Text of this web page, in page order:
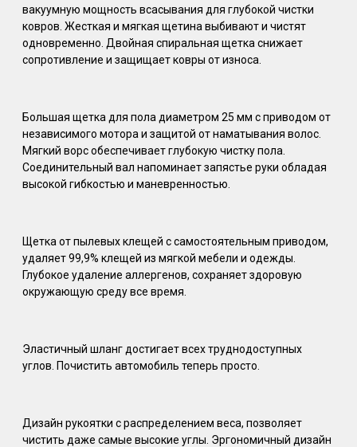
вакуумную мощность всасывания для глубокой чистки
ковров. Жесткая и мягкая щетина выбивают и чистят
одновременно. Двойная спиральная щетка снижает
сопротивление и защищает ковры от износа.
Большая щетка для пола диаметром 25 мм с приводом от
независимого мотора и защитой от наматывания волос.
Мягкий ворс обеспечивает глубокую чистку пола.
Соединительный вал напоминает запястье руки обладая
высокой гибкостью и маневренностью.
Щетка от пылевых клещей с самостоятельным приводом,
удаляет 99,9% клещей из мягкой мебели и одежды.
Глубокое удаление аллергенов, сохраняет здоровую
окружающую среду все время.
Эластичный шланг достигает всех труднодоступных
углов. Почистить автомобиль теперь просто.
Дизайн рукоятки с распределением веса, позволяет
чистить даже самые высокие углы. Эргономичный дизайн